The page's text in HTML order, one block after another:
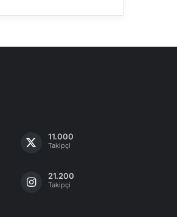
11.000
Takipçi
21.200
Takipçi